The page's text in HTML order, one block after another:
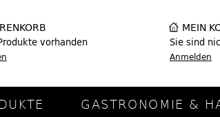
vorhanden
MEIN
Sie sind
Anmelden
GASTRONOMIE &